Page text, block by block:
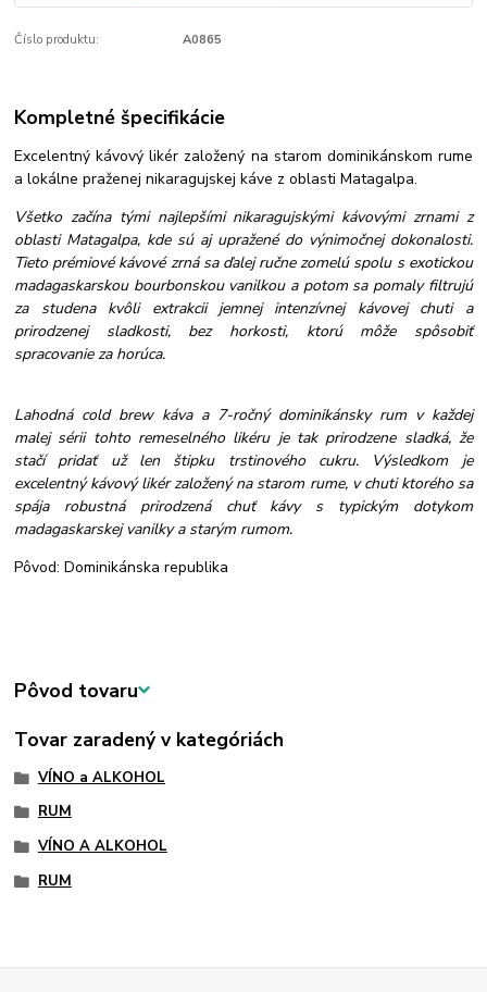
Číslo produktu: A0865
Kompletné špecifikácie
Excelentný kávový likér založený na starom dominikánskom rume
a lokálne praženej nikaragujskej káve z oblasti Matagalpa.
Všetko začína tými najlepšími nikaragujskými kávovými zrnami z
oblasti Matagalpa, kde sú aj upražené do výnimočnej dokonalosti.
Tieto prémiové kávové zrná sa ďalej ručne zomelú spolu s exotickou
madagaskarskou bourbonskou vanilkou a potom sa pomaly filtrujú
za studena kvôli extrakcii jemnej intenzívnej kávovej chuti a
prirodzenej sladkosti, bez horkosti, ktorú môže spôsobiť
spracovanie za horúca.
Lahodná cold brew káva a 7-ročný dominikánsky rum v každej
malej sérii tohto remeselného likéru je tak prirodzene sladká, že
stačí pridať už len štipku trstinového cukru. Výsledkom je
excelentný kávový likér založený na starom rume, v chuti ktorého sa
spája robustná prirodzená chuť kávy s typickým dotykom
madagaskarskej vanilky a starým rumom.
Pôvod: Dominikánska republika
Pôvod tovaru
Tovar zaradený v kategóriách
VÍNO a ALKOHOL
RUM
VÍNO A ALKOHOL
RUM